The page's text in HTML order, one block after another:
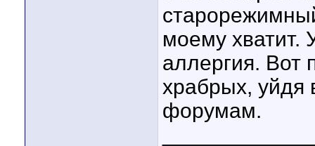
моему хватит.
аллергия. Вот
храбрых, уйдя
форумам.